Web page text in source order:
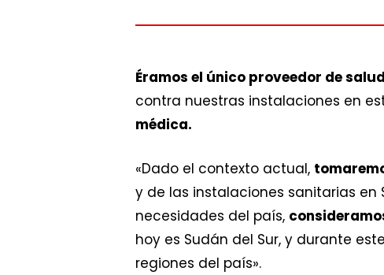
Éramos el único proveedor de
contra nuestras instalaciones en
médica.
«Dado el contexto actual,
y de las instalaciones sanitarias en
necesidades del país,
hoy es Sudán del Sur, y durante
regiones del país».